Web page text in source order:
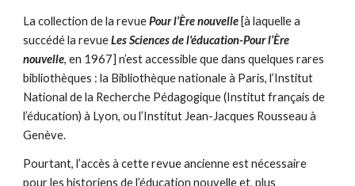
La collection de la revuePour l’Ère nouvelle [à laquelle a
succédé la revueLes Sciences de l'éducation-Pour l’Ère
nouvelle, en 1967] n’est accessible que dans quelques rares
bibliothèques : la Bibliothèque nationale à Paris, l’Institut
National de la Recherche Pédagogique (Institut français de
l’éducation) à Lyon, ou l’Institut Jean-Jacques Rousseau à
Genève.
Pourtant, l’accès à cette revue ancienne est nécessaire
pour les historiens de l’éducation nouvelle et, plus